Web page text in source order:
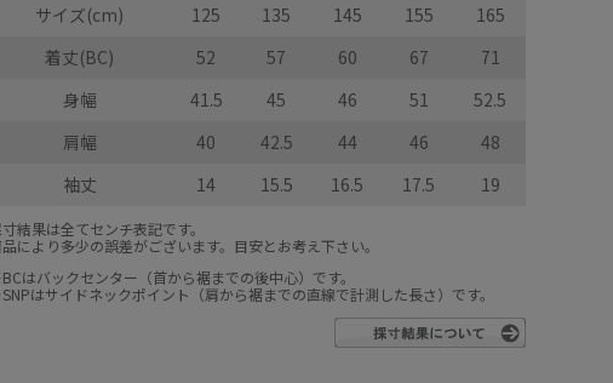
サイズ(cm) 125 135 145 155
165
着丈(BC)
52 57 60 67
71
身幅
41.5 45 46 51
52.5
肩幅
40 42.5 44 46
48
袖丈
14 15.5 16.5 17.5 19
結果は全てセンチ表記です。
により多少の誤差がございます。目安とお考え下さい。
はバックセンター（首から裾までの後中心）です。
はサイドネックポイント（肩から裾までの直線で計測した長さ）です。